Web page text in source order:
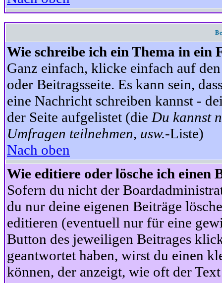
Wie schreibe ich ein Thema in ein
Ganz einfach, klicke einfach auf
oder Beitragsseite. Es kann sein,
eine Nachricht schreiben kannst -
der Seite aufgelistet (die Du kannst
Umfragen teilnehmen, usw.-Liste)
Nach oben
Wie editiere oder lösche ich einen
Sofern du nicht der
du nur deine eigenen Beiträge
editieren (eventuell nur für eine
Button des jeweiligen Beitrages
geantwortet haben, wirst du einen
können, der anzeigt, wie oft der